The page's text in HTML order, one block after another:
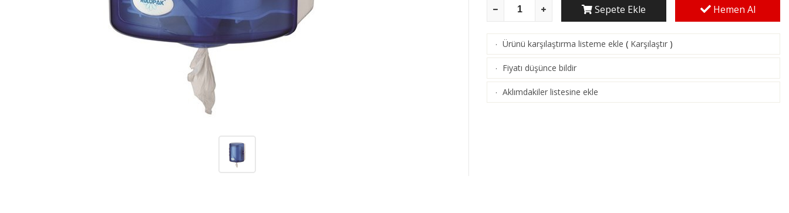
Sepete Ekle Hemen Al
· Ürünü karşılaştırma listeme ekle ( Karşılaştır )
· Fiyatı düşünce bildir
· Aklımdakiler listesine ekle